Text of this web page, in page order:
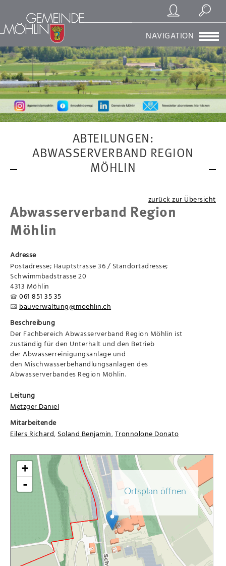
Registrierung/Login
Suchen
NAVIGATION
ABTEILUNGEN:
ABWASSERVERBAND REGION
MÖHLIN
zurück zur Übersicht
Abwasserverband Region
Möhlin
Adresse
Postadresse; Hauptstrasse 36 / Standortadresse;
Schwimmbadstrasse 20
4313 Möhlin
061 851 35 35
bauverwaltung@moehlin.ch
Beschreibung
Der Fachbereich Abwasserverband Region Möhlin ist
zuständig für den Unterhalt und den Betrieb
der Abwasserreinigungsanlage und
den Mischwasserbehandlungsanlagen des
Abwasserverbandes Region Möhlin.
Leitung
Metzger Daniel
Mitarbeitende
Eilers Richard, Soland Benjamin,Tronnolone Donato